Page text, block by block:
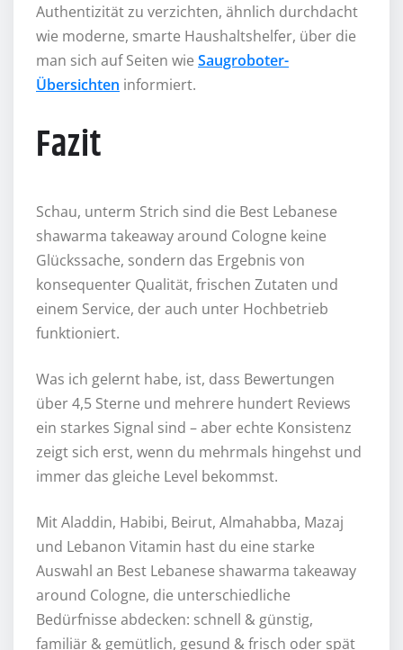
Authentizität zu verzichten, ähnlich durchdacht
wie moderne, smarte Haushaltshelfer, über die
man sich auf Seiten wie Saugroboter-
Übersichten informiert.
Fazit
Schau, unterm Strich sind die Best Lebanese
shawarma takeaway around Cologne keine
Glückssache, sondern das Ergebnis von
konsequenter Qualität, frischen Zutaten und
einem Service, der auch unter Hochbetrieb
funktioniert.
Was ich gelernt habe, ist, dass Bewertungen
über 4,5 Sterne und mehrere hundert Reviews
ein starkes Signal sind – aber echte Konsistenz
zeigt sich erst, wenn du mehrmals hingehst und
immer das gleiche Level bekommst.
Mit Aladdin, Habibi, Beirut, Almahabba, Mazaj
und Lebanon Vitamin hast du eine starke
Auswahl an Best Lebanese shawarma takeaway
around Cologne, die unterschiedliche
Bedürfnisse abdecken: schnell & günstig,
familiär & gemütlich, gesund & frisch oder spät